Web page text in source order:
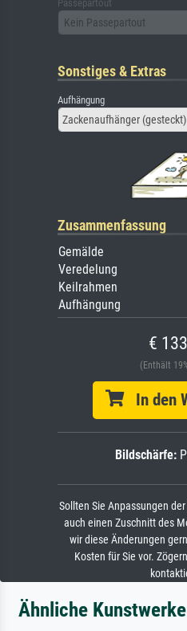
Passepartout
Kein Passepartout
Sonstiges & Extras
Aufhängung
Zackenaufhänger (gesteckt)
Zusammenfassung
Gemälde
Veredelung
Keilrahmen
Aufhängung
€
(Enthält
In den
Bildschärfe:
Sollten Sie Anpassungen
auch einen Zuschnitt des
wir diese Änderungen
Kosten für Sie vor.
Ähnliche